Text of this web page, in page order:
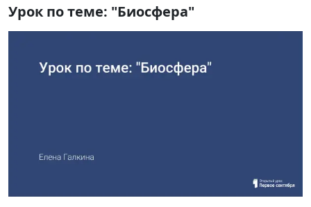
Урок по теме: "Биосфера"